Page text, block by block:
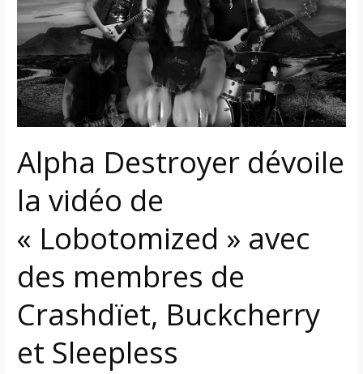
Alpha Destroyer dévoile
la vidéo de
« Lobotomized » avec
des membres de
Crashdïet, Buckcherry
et Sleepless
la
vidéo
de
« Lobotomized »
avec
des
membres
Crashdïet,
Buckcherry
et
Sleepless